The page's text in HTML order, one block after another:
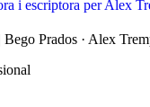
Prados · Alex